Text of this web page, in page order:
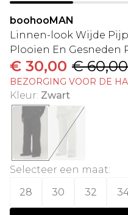
boohooMAN
Linnen-look Wijde
Plooien En Gesneden
€ 30,00 € 60,00
BEZORGING VOOR DE
Kleur: Zwart
Selecteer een maat:
28
30 32